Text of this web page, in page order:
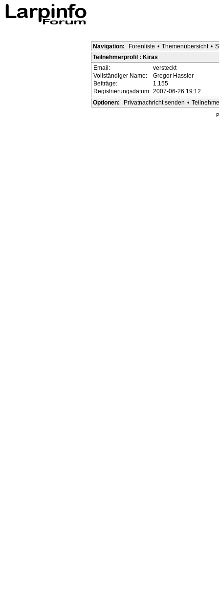
Navigation: Forenliste • Themenübersicht •
Teilnehmerprofil : Kiras
Email:
versteckt
Vollständiger Name:
Gregor Hassler
Beiträge:
1.155
Registrierungsdatum: 2007-06-26 19:12
Optionen:
Privatnachricht senden •